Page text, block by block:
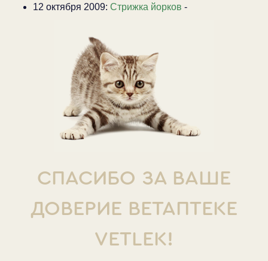
12 октября 2009: Стрижка йорков -
СПАСИБО ЗА ВАШЕ
ДОВЕРИЕ ВЕТАПТЕКЕ
VETLEK!